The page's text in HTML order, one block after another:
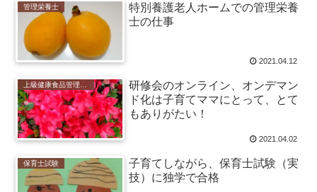
管理栄養士
特別養護老人ホームでの管理栄養
士の仕事
2021.04.12
研修会のオンライン、オンデマン
ド化は子育てママにとって、とて
もありがたい！
2021.04.02
保育士試験
子育てしながら、保育士試験（実
技）に独学で合格